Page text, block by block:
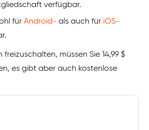
verfügbar.
für Android- als auch für iOS-
freizuschalten, müssen Sie 14,99 $
es gibt aber auch kostenlose